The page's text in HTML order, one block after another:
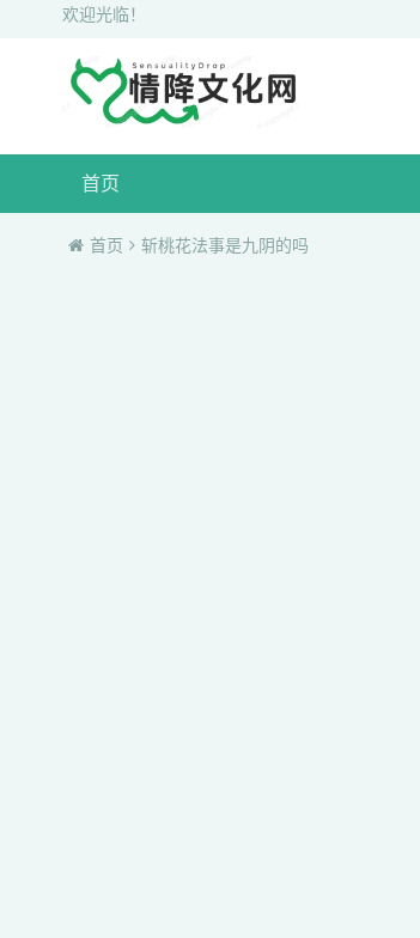
欢迎光临！
首页
首页 斩桃花法事是九阴的吗